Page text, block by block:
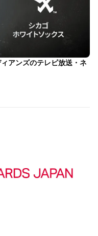
アンズのテレビ放送・ネ